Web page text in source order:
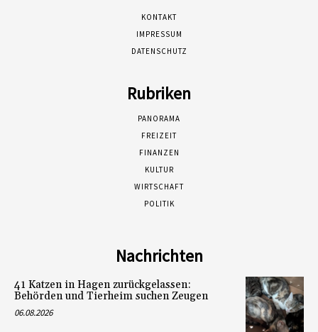
KONTAKT
IMPRESSUM
DATENSCHUTZ
Rubriken
PANORAMA
FREIZEIT
FINANZEN
KULTUR
WIRTSCHAFT
POLITIK
Nachrichten
41 Katzen in Hagen zurückgelassen:
Behörden und Tierheim suchen Zeugen
06.08.2026